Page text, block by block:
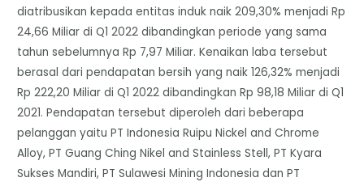
diatribusikan kepada entitas induk naik 209,30% menjadi Rp
24,66 Miliar di Q1 2022 dibandingkan periode yang sama
tahun sebelumnya Rp 7,97 Miliar. Kenaikan laba tersebut
berasal dari pendapatan bersih yang naik 126,32% menjadi
Rp 222,20 Miliar di Q1 2022 dibandingkan Rp 98,18 Miliar di Q1
2021. Pendapatan tersebut diperoleh dari beberapa
pelanggan yaitu PT Indonesia Ruipu Nickel and Chrome
Alloy, PT Guang Ching Nikel and Stainless Stell, PT Kyara
Sukses Mandiri, PT Sulawesi Mining Indonesia dan PT